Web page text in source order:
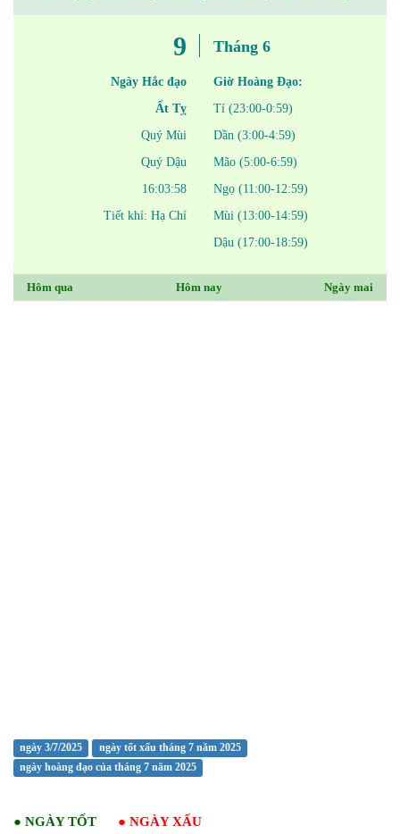
9
Ngày Hắc đạo
Ất Tỵ
Quý Mùi
Quý Dậu
16:03:58
Tiết khí: Hạ Chí
Tháng 6
Giờ Hoàng Đạo:
Tí (23:00-0:59)
Dần (3:00-4:59)
Mão (5:00-6:59)
Ngọ (11:00-12:59)
Mùi (13:00-14:59)
Dậu (17:00-18:59)
Hôm qua Hôm nay Ngày mai
ngày 3/7/2025
ngày tốt xấu tháng 7 năm 2025
ngày hoàng đạo của tháng 7 năm 2025
● NGÀY TỐT ● NGÀY XẤU